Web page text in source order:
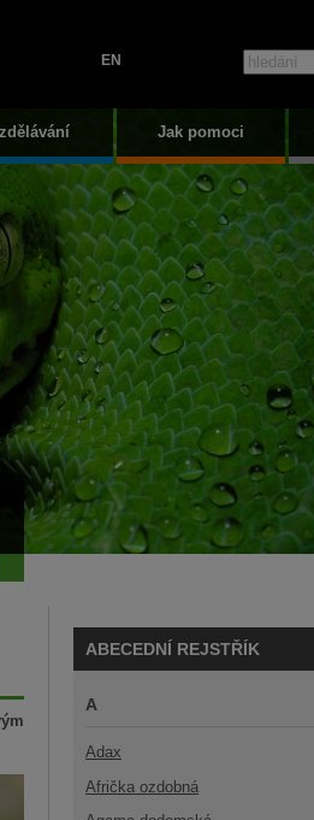
EN
Jak pomoci
ABECEDNÍ REJSTŘÍK
A
Adax
Afrička ozdobná